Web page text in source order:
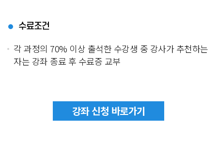
수료조건
각 과정의 70% 이상 출석한 수강생 중 강사가 추천하는
자는 강좌 종료 후 수료증 교부
강좌 신청 바로가기